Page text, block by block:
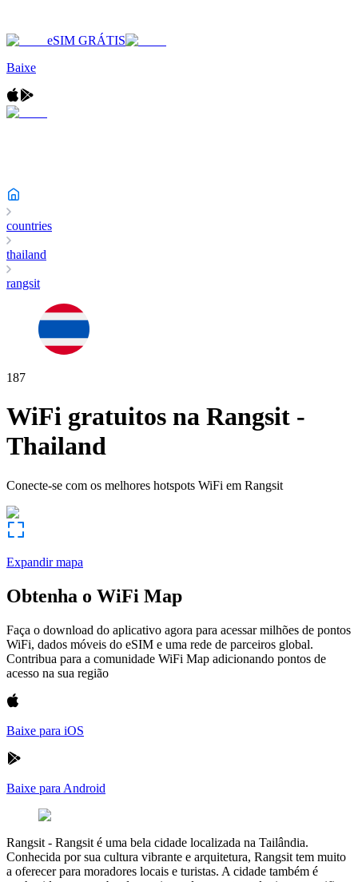
eSIM GRÁTIS
Baixe
countries
thailand
rangsit
187
WiFi gratuitos na Rangsit -
Thailand
Conecte-se com os melhores hotspots WiFi em Rangsit
Expandir mapa
Obtenha o WiFi Map
Faça o download do aplicativo agora para acessar milhões de pontos
WiFi, dados móveis do eSIM e uma rede de parceiros global.
Contribua para a comunidade WiFi Map adicionando pontos de
acesso na sua região
Baixe para iOS
Baixe para Android
Rangsit - Rangsit é uma bela cidade localizada na Tailândia.
Conhecida por sua cultura vibrante e arquitetura, Rangsit tem muito
a oferecer para moradores locais e turistas. A cidade também é